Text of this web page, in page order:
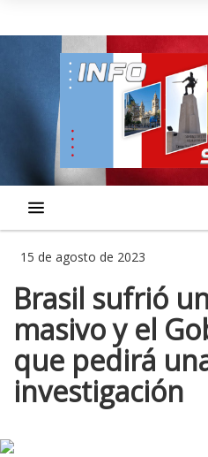
15 de agosto de 2023
Brasil sufrió
masivo y el
que pedirá
investigación